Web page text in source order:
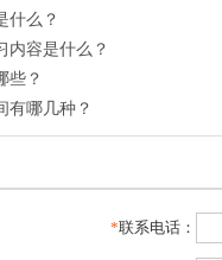
什么？
内容是什么？
些？
有哪几种？